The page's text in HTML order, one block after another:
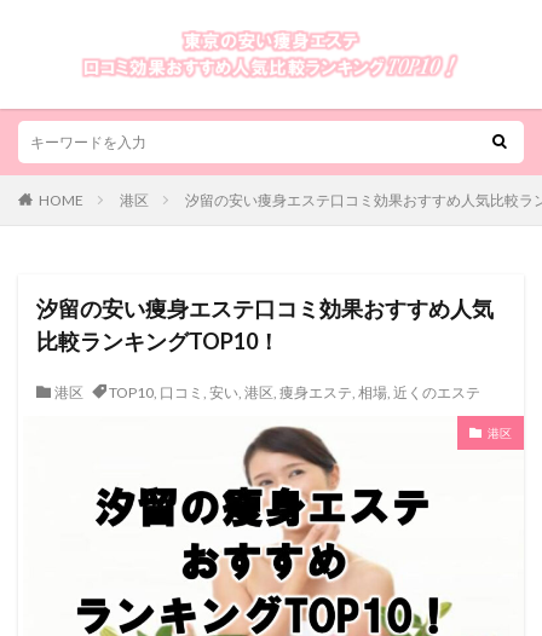
HOME 港区 汐留の安い痩身エステ口コミ効果おすすめ人気比較ラ
汐留の安い痩身エステ口コミ効果おすすめ人気
比較ランキングTOP10！
港区 TOP10, 口コミ , 安い, 港区, 痩身エステ, 相場, 近くのエステ
港区